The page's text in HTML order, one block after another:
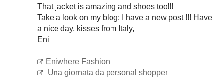
That jacket is amazing and shoes too!!!
Take a look on my blog: I have a new post !!! Have
a nice day, kisses from Italy,
Eni
Eniwhere Fashion
Una giornata da personal shopper